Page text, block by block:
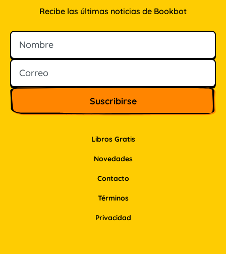
Libros Gratis
Novedades
Contacto
Recibe las últimas noticias de Bookbot
Nombre
Correo
Términos
Privacidad